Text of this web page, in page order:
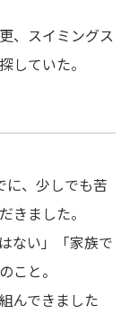
、スイミングス
していた。
に、少しでも苦
きました。
ない」「家族で
こと。
んできました